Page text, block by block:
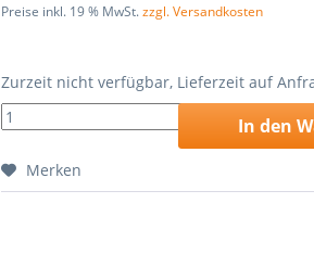
Preise inkl. 19 % MwSt.zzgl. Versandkosten
Zurzeit nicht verfügbar, Lieferzeit auf
In den
Merken